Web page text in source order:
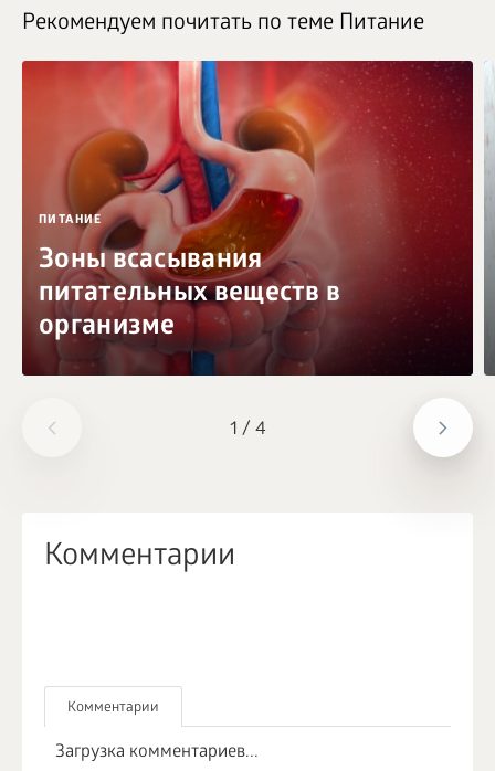
1 / 4
Рекомендуем почитать по теме Питание
ПИТАНИЕ
Зоны всасывания
питательных веществ в
организме
Комментарии
Комментарии
Загрузка комментариев...